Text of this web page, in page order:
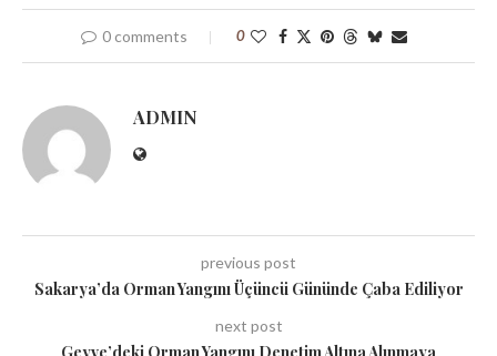
0 comments 0
ADMIN
previous post
Sakarya’da Orman Yangını Üçüncü Gününde Çaba Ediliyor
next post